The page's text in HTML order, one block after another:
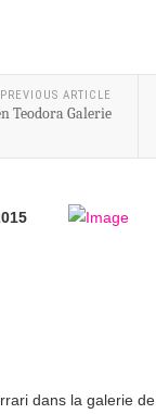
PREVIOUS ARTICLE
Teodora Galerie
dans la galerie